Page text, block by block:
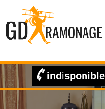
indisponible